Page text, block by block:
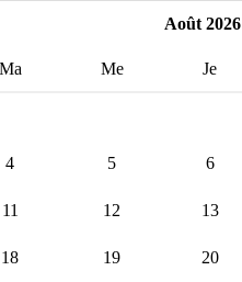
Août 2026
Ma Me Je
4 5 6
11 12 13
18 19 20